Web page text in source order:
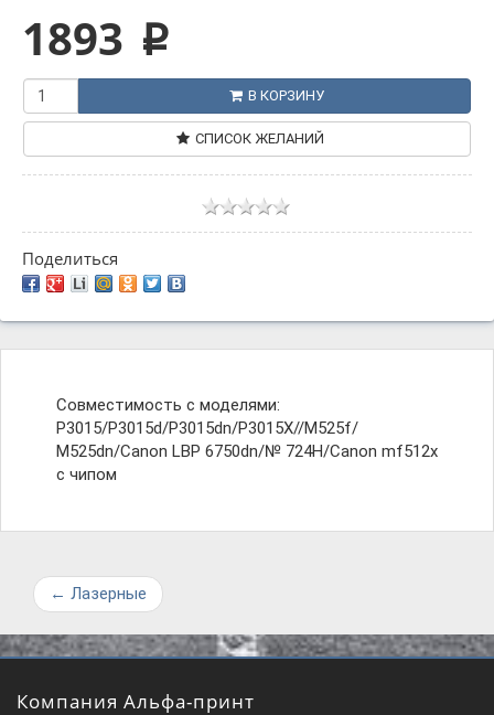
1893 p
В КОРЗИНУ
СПИСОК ЖЕЛАНИЙ
Поделиться
Совместимость с моделями:
P3015/P3015d/P3015dn/P3015X//M525f/
M525dn/Canon LBP 6750dn/№ 724H/Canon mf512x
с чипом
← Лазерные
Компания Альфа-принт